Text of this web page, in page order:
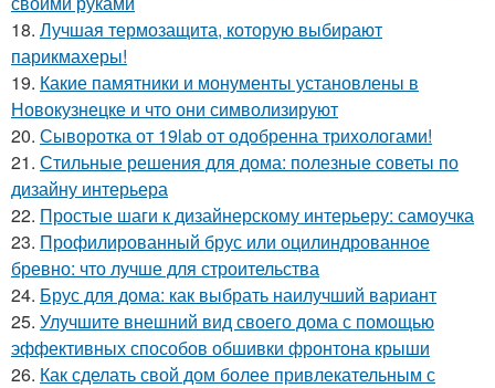
18. Лучшая термозащита, которую выбирают
парикмахеры!
19. Какие памятники и монументы установлены в
Новокузнецке и что они символизируют
20. Сыворотка от 19lab от одобренна трихологами!
21. Стильные решения для дома: полезные советы по
дизайну интерьера
22. Простые шаги к дизайнерскому интерьеру: самоучка
23. Профилированный брус или оцилиндрованное
бревно: что лучше для строительства
24. Брус для дома: как выбрать наилучший вариант
25. Улучшите внешний вид своего дома с помощью
эффективных способов обшивки фронтона крыши
26. Как сделать свой дом более привлекательным с